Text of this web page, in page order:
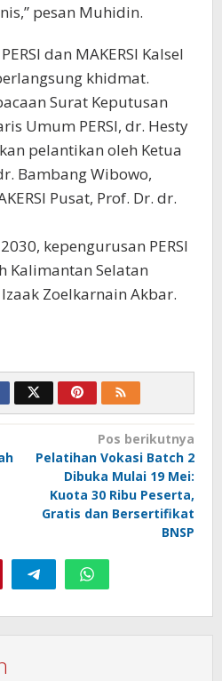
pesan Muhidin.
dan MAKERSI Kalsel
khidmat.
Surat Keputusan
Umum PERSI, dr. Hesty
pelantikan oleh Ketua
Bambang Wibowo,
Pusat, Prof. Dr. dr.
kepengurusan PERSI
Kalimantan Selatan
Zoelkarnain Akbar.
Pos berikutnya
Pelatihan Vokasi Batch 2
Dibuka Mulai 19 Mei:
Kuota 30 Ribu Peserta,
Gratis dan Bersertifikat
BNSP